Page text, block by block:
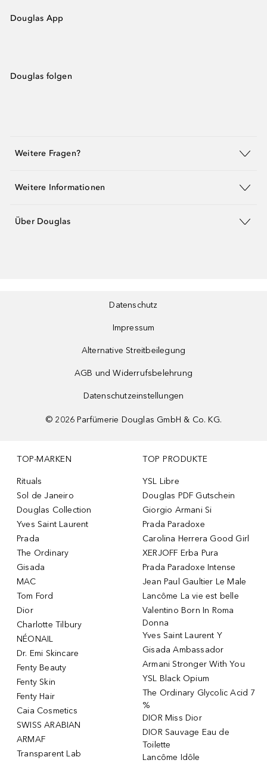
Douglas App
Douglas folgen
Weitere Fragen?
Weitere Informationen
Über Douglas
Datenschutz
Impressum
Alternative Streitbeilegung
AGB und Widerrufsbelehrung
Datenschutzeinstellungen
© 2026 Parfümerie Douglas GmbH & Co. KG.
TOP-MARKEN
Rituals
Sol de Janeiro
Douglas Collection
Yves Saint Laurent
Prada
The Ordinary
Gisada
MAC
Tom Ford
Dior
Charlotte Tilbury
NÉONAIL
Dr. Emi Skincare
Fenty Beauty
Fenty Skin
Fenty Hair
Caia Cosmetics
SWISS ARABIAN
ARMAF
Transparent Lab
TOP PRODUKTE
YSL Libre
Douglas PDF Gutschein
Giorgio Armani Si
Prada Paradoxe
Carolina Herrera Good Girl
XERJOFF Erba Pura
Prada Paradoxe Intense
Jean Paul Gaultier Le Male
Lancôme La vie est belle
Valentino Born In Roma
Donna
Yves Saint Laurent Y
Gisada Ambassador
Armani Stronger With You
YSL Black Opium
The Ordinary Glycolic Acid 7
%
DIOR Miss Dior
DIOR Sauvage Eau de
Toilette
Lancôme Idôle